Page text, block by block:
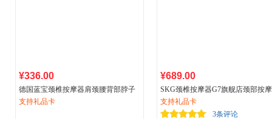
¥336.00
德国蓝宝颈椎按摩器肩颈腰背部脖子
吊坠按摩仪 解疲潮物 一机多用
支持礼品卡
¥689.00
SKG颈椎按摩器G7旗舰店颈部按
肩颈护颈仪电动揉捏
支持礼品卡
3条评论